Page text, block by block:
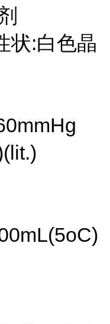
状:白色晶